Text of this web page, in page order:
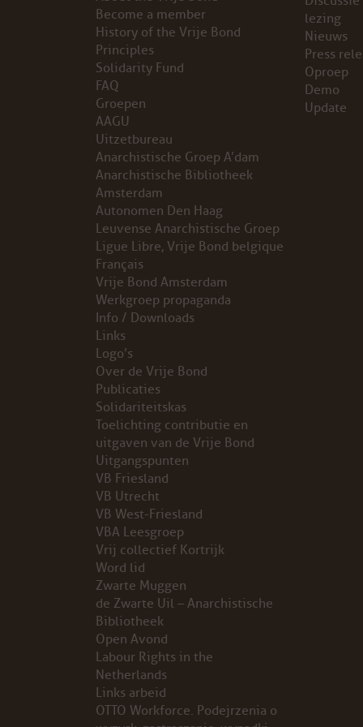
VB FRIESLAND
VB WEST-FRIESLAND
ZWARTE MUGGEN
WERKGROEP ARBEID
WERKGROEP PROPAGANDA
CAMPAGNES
ANARCHISME – EEN INTRODUCTIE
OTTO SLAVEFORCE
JUMBO DISTRIBUTIECENTRA EN OTTO WORKFORCE
PROBLEMY Z AGENCJA… PRACY TYMCZASOWEJ
KUNST-ANARCHISTISCHE DAG BAJEENKOMST
VERKIEZINGEN
BASTION BASTARDS
DE CRISIS VOORBIJ
CODE ZWART
FREE JOCK PALFREEMAN
BUITEN DE ORDE
Become a member
History of the Vrije Bond
Principles
Solidarity Fund
FAQ
Groepen
AAGU
Uitzetbureau
Anarchistische Groep A’dam
Anarchistische Bibliotheek
Amsterdam
Autonomen Den Haag
Leuvense Anarchistische Groep
Ligue Libre, Vrije Bond belgique
Français
Vrije Bond Amsterdam
Werkgroep propaganda
Info / Downloads
Links
Logo’s
Over de Vrije Bond
Publicaties
Solidariteitskas
Toelichting contributie en
uitgaven van de Vrije Bond
Uitgangspunten
VB Friesland
VB Utrecht
VB West-Friesland
VBA Leesgroep
Vrij collectief Kortrijk
Word lid
Zwarte Muggen
de Zwarte Uil – Anarchistische
Bibliotheek
Open Avond
Labour Rights in the
Netherlands
Links arbeid
OTTO Workforce. Podejrzenia o
lezing
Nieuws
Press
Oproep
Demo
Update